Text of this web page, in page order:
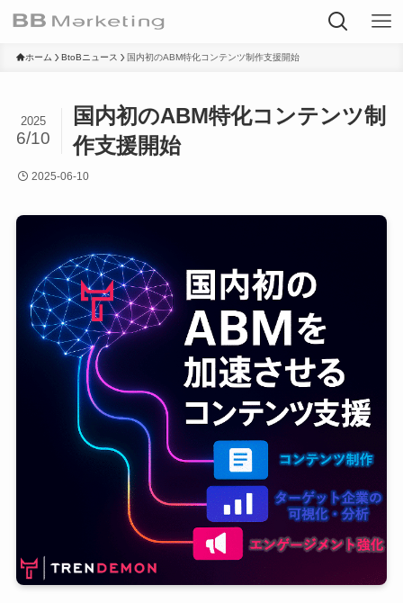
ホーム BtoBニュース 国内初のABM特化コンテンツ制作支援開始
国内初のABM特化コンテンツ制
作支援開始
2025
6/10
2025-06-10